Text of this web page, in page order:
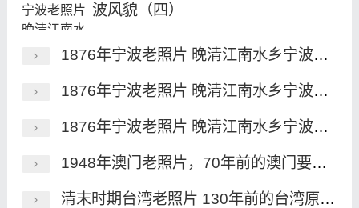
波风貌（四）
1876年宁波老照片 晚清江南水乡宁波风貌（三）
1876年宁波老照片 晚清江南水乡宁波风貌（二）
1876年宁波老照片 晚清江南水乡宁波风貌（一）
1948年澳门老照片，70年前的澳门要塞、永隆银号及街景
清末时期台湾老照片 130年前的台湾原住民族风貌一览